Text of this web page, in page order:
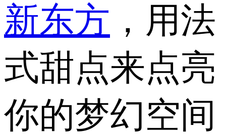
新东方 ，用法
式甜点来点亮
你的梦幻空间